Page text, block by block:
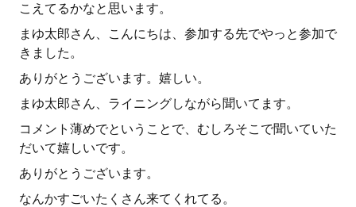
こえてるかなと思います。
まゆ太郎さん、こんにちは、参加する先でやっと参加で
きました。
ありがとうございます。嬉しい。
まゆ太郎さん、ライニングしながら聞いてます。
コメント薄めでということで、むしろそこで聞いていた
だいて嬉しいです。
ありがとうございます。
なんかすごいたくさん来てくれてる。